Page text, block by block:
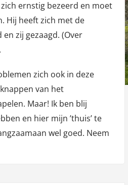
ernstig bezeerd en moet
Hij heeft zich met de
zij gezaagd. (Over
zich ook in deze
van het
Maar! Ik ben blij
en hier mijn ’thuis’ te
wel goed. Neem